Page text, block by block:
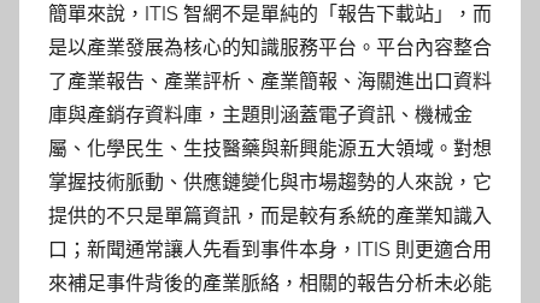
簡單來說，ITIS 智網不是單純的「報告下載站」，而
是以產業發展為核心的知識服務平台。平台內容整合
了產業報告、產業評析、產業簡報、海關進出口資料
庫與產銷存資料庫，主題則涵蓋電子資訊、機械金
屬、化學民生、生技醫藥與新興能源五大領域。對想
掌握技術脈動、供應鏈變化與市場趨勢的人來說，它
提供的不只是單篇資訊，而是較有系統的產業知識入
口；新聞通常讓人先看到事件本身，ITIS 則更適合用
來補足事件背後的產業脈絡，相關的報告分析未必能